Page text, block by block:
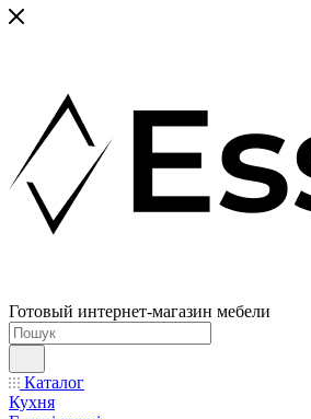
Готовый интернет-магазин мебели
Каталог
Кухня